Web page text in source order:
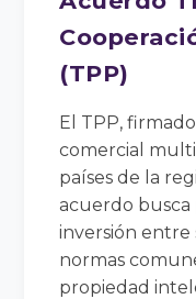
(TPP)
El TPP,
comercial
países de la
acuerdo busca
inversión entre
normas
propiedad